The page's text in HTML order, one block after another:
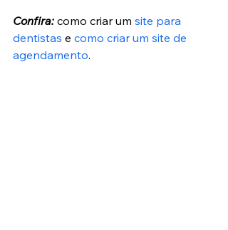
Confira: como criar um site para
dentistas e como criar um site de
agendamento.